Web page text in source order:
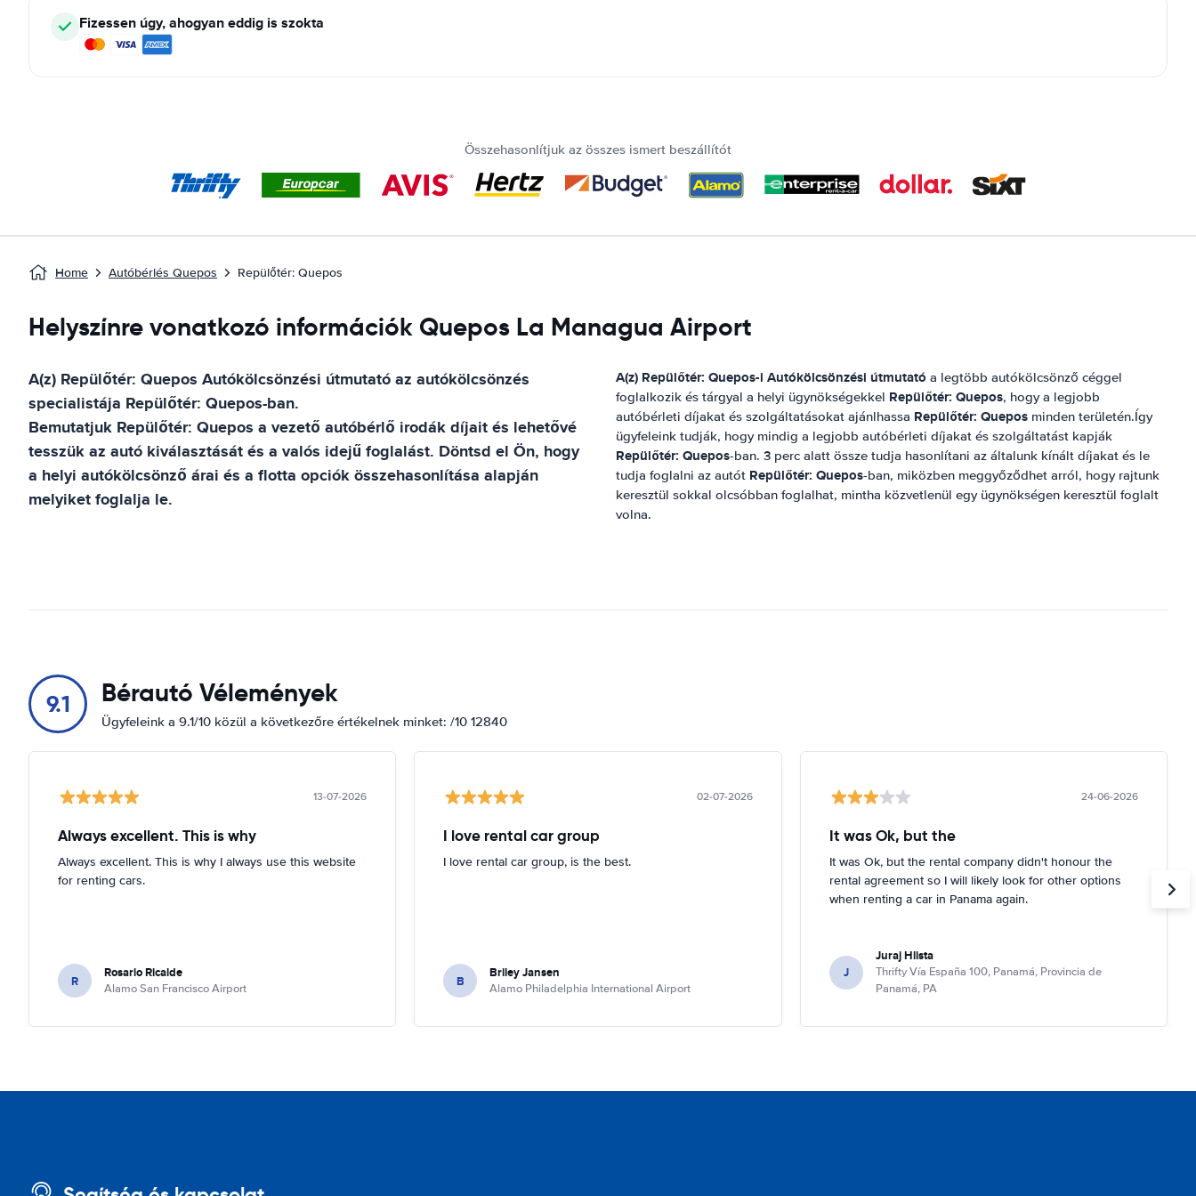
Fizessen úgy, ahogyan eddig is szokta
Összehasonlítjuk az összes ismert beszállítót
Home Autóbérlés Quepos Repülőtér: Quepos
Helyszínre vonatkozó információk Quepos La Managua Airport
A(z) Repülőtér: Quepos Autókölcsönzési útmutatóaz autókölcsönzés
specialistája Repülőtér: Quepos-ban.
Bemutatjuk Repülőtér: Quepos a vezető autóbérlő irodák díjait és lehetővé
tesszük az autó kiválasztását és a valós idejű foglalást. Döntsd el Ön, hogy
a helyi autókölcsönző árai és a flotta opciók összehasonlítása alapján
melyiket foglalja le.
A(z) Repülőtér: Quepos-i Autókölcsönzési útmutató a legtöbb autókölcsönző céggel
foglalkozik és tárgyal a helyi ügynökségekkel Repülőtér: Quepos, hogy a legjobb
autóbérleti díjakat és szolgáltatásokat ajánlhassa Repülőtér: Quepos minden területén.Így
ügyfeleink tudják, hogy mindig a legjobb autóbérleti díjakat és szolgáltatást kapják
Repülőtér: Quepos-ban. 3 perc alatt össze tudja hasonlítani az általunk kínált díjakat és le
tudja foglalni az autót Repülőtér: Quepos-ban, miközben meggyőződhet arról, hogy rajtunk
keresztül sokkal olcsóbban foglalhat, mintha közvetlenül egy ügynökségen keresztül foglalt
volna.
9.1 Bérautó Vélemények
Ügyfeleink a 9.1/10 közül a következőre értékelnek minket: /10 12840
13-07-2026
Always excellent. This is why
Always excellent. This is why I always use this website
for renting cars.
R Rosario Ricalde
Alamo San Francisco Airport
02-07-2026
I love rental car group
I love rental car group, is the best.
B Briley Jansen
Alamo Philadelphia International Airport
24-06-2026
It was Ok, but the
It was Ok, but the rental company didn't honour the
rental agreement so I will likely look for other options
when renting a car in Panama again.
J
Juraj Hlista
Thrifty Vía España 100, Panamá, Provincia de
Panamá, PA